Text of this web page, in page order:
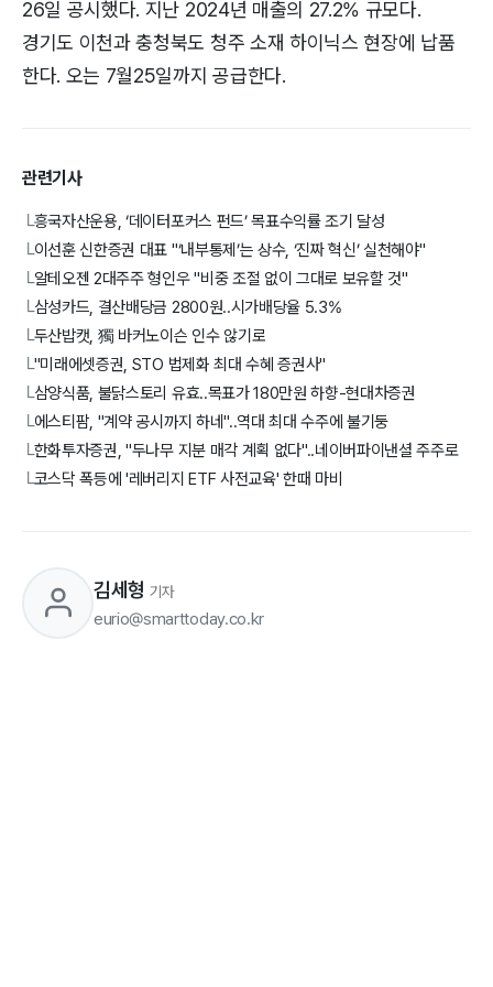
26일 공시했다. 지난 2024년 매출의 27.2% 규모다.
경기도 이천과 충청북도 청주 소재 하이닉스 현장에 납품
한다. 오는 7월25일까지 공급한다.
관련기사
└흥국자산운용, ‘데이터포커스 펀드’ 목표수익률 조기 달성
└이선훈 신한증권 대표 "‘내부통제’는 상수, ‘진짜 혁신’ 실천해야"
└​알테오젠 2대주주 형인우 "비중 조절 없이 그대로 보유할 것"
└삼성카드, 결산배당금 2800원..시가배당율 5.3%
└두산밥캣, 獨 바커노이슨 인수 않기로
└"미래에셋증권, STO 법제화 최대 수혜 증권사"
└삼양식품, 불닭스토리 유효..목표가 180만원 하향-현대차증권
└에스티팜, "계약 공시까지 하네"..역대 최대 수주에 불기둥
└한화투자증권, "두나무 지분 매각 계획 없다"..네이버파이낸셜 주주로
└코스닥 폭등에 '레버리지 ETF 사전교육' 한때 마비
김세형 기자
eurio@smarttoday.co.kr